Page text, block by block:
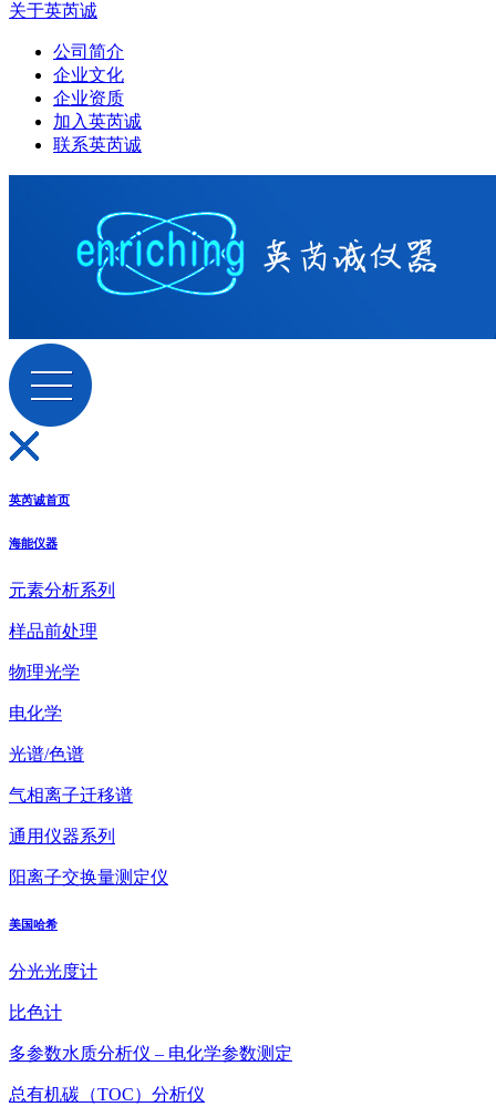
关于英芮诚
公司简介
企业文化
企业资质
加入英芮诚
联系英芮诚
英芮诚首页
海能仪器
元素分析系列
样品前处理
物理光学
电化学
光谱/色谱
气相离子迁移谱
通用仪器系列
阳离子交换量测定仪
美国哈希
分光光度计
比色计
多参数水质分析仪 – 电化学参数测定
总有机碳（TOC）分析仪